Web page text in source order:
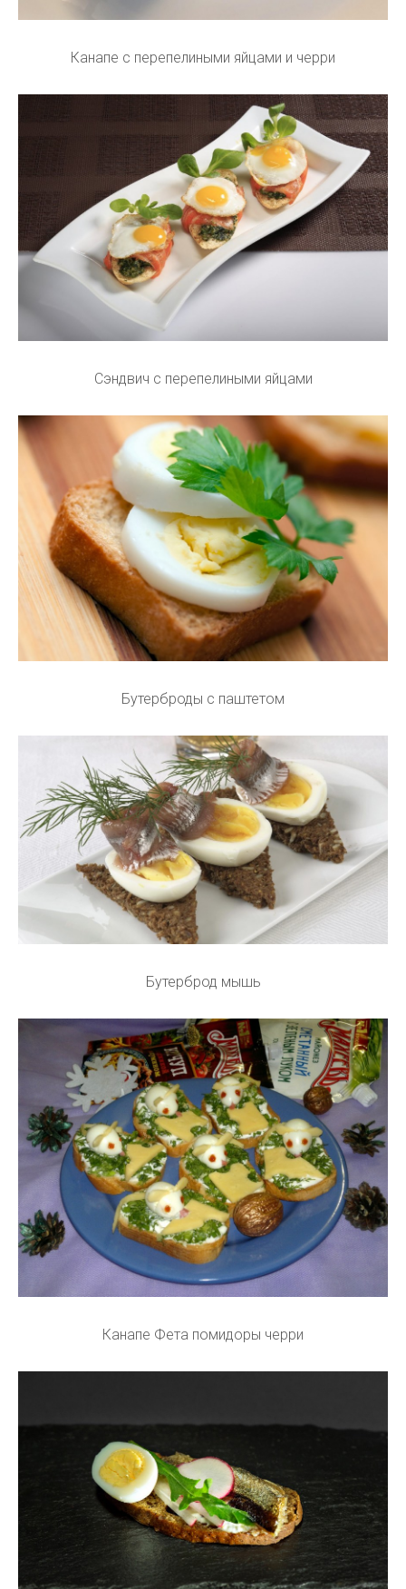
Канапе с перепелиными яйцами и черри
Сэндвич с перепелиными яйцами
Бутерброды с паштетом
Бутерброд мышь
Канапе Фета помидоры черри